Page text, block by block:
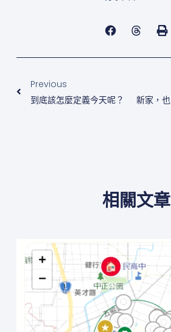
Previous
到底該怎麼定義今天呢？
相關文章